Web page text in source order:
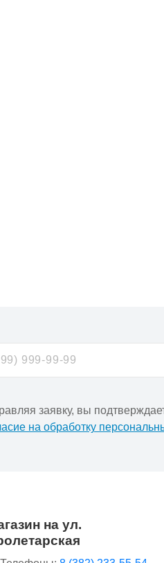
заявку, вы
на обработку
на ул.